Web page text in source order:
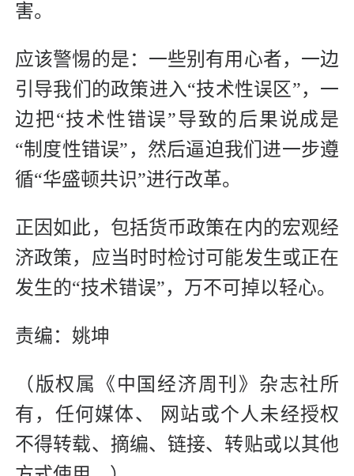
害。
应该警惕的是：一些别有用心者，一边
引导我们的政策进入“技术性误区”，一
边把“技术性错误”导致的后果说成是
“制度性错误”，然后逼迫我们进一步遵
循“华盛顿共识”进行改革。
正因如此，包括货币政策在内的宏观经
济政策，应当时时检讨可能发生或正在
发生的“技术错误”，万不可掉以轻心。
责编：姚坤
（版权属《中国经济周刊》杂志社所
有，任何媒体、 网站或个人未经授权
不得转载、摘编、链接、转贴或以其他